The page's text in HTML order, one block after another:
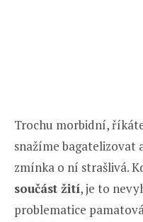
Trochu morbidní,
snažíme bagatelizovat
zmínka o ní strašlivá.
součást žití, je to
problematice